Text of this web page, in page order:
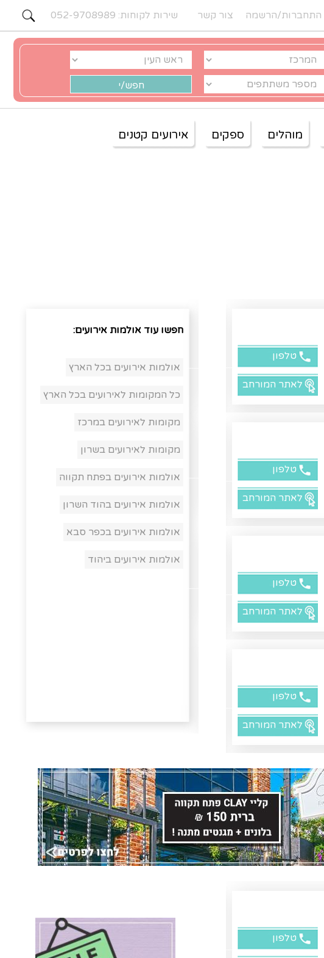
צור קשר שירות לקוחות: 052-9708989 התחברות/הרשמה
מוהלים ספקים אירועים קטנים
חפשו עוד אולמות אירועים:
אולמות אירועים בכל הארץ
כל המקומות לאירועים בכל הארץ
מקומות לאירועים במרכז
מקומות לאירועים בשרון
אולמות אירועים בפתח תקווה
אולמות אירועים בהוד השרון
אולמות אירועים בכפר סבא
אולמות אירועים ביהוד
טלפון
לאתר המורחב
טלפון
לאתר המורחב
טלפון
לאתר המורחב
טלפון
לאתר המורחב
טלפון